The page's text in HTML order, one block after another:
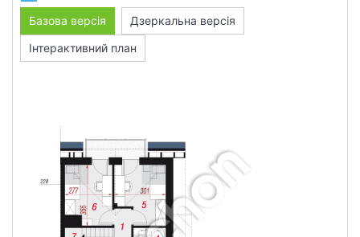
Базова версія
Дзеркальна версія
Інтерактивний план